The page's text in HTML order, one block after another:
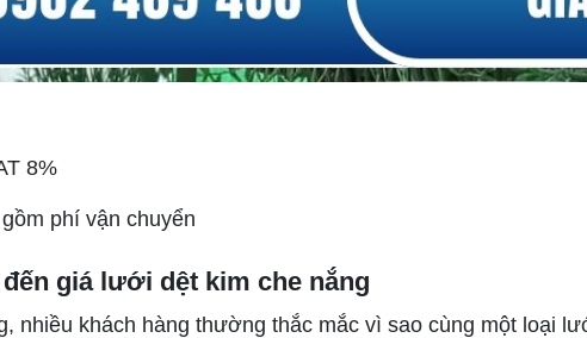
8%
phí vận chuyển
giá lưới dệt kim che nắng
nhiều khách hàng thường thắc mắc vì sao cùng một loại